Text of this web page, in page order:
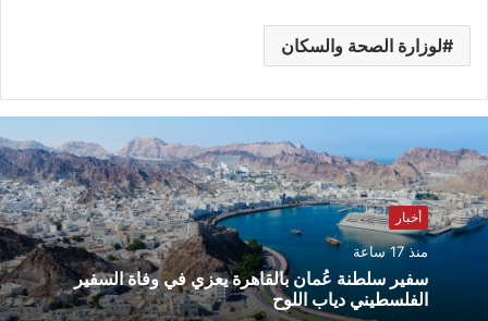
لوزارة الصحة والسكان
أخبار
منذ 17 ساعة
سفير سلطنة عُمان بالقاهرة يعزي في وفاة السفير
الفلسطيني دياب اللوح